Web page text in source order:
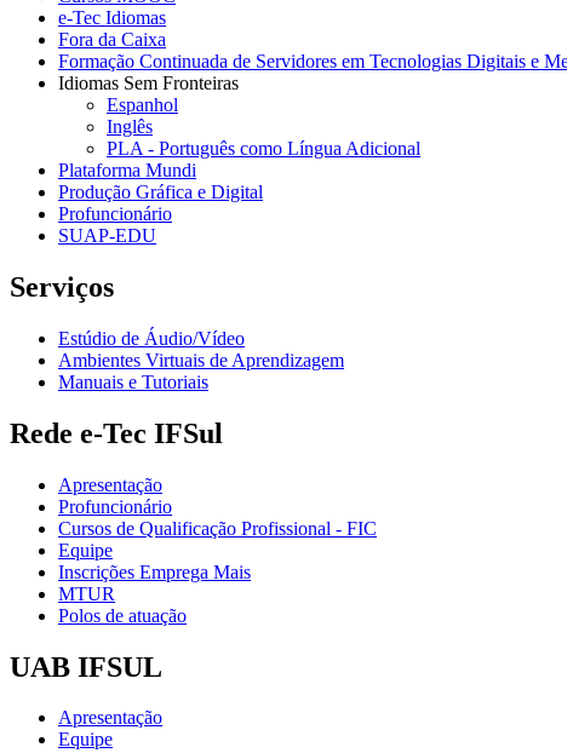
e-Tec Idiomas
Fora da Caixa
Formação Continuada de Servidores em Tecnologias Digitais e
Idiomas Sem Fronteiras
Espanhol
Inglês
PLA - Português como Língua Adicional
Plataforma Mundi
Produção Gráfica e Digital
Profuncionário
SUAP-EDU
Serviços
Estúdio de Áudio/Vídeo
Ambientes Virtuais de Aprendizagem
Manuais e Tutoriais
Rede e-Tec IFSul
Apresentação
Profuncionário
Cursos de Qualificação Profissional - FIC
Equipe
Inscrições Emprega Mais
MTUR
Polos de atuação
UAB IFSUL
Apresentação
Equipe